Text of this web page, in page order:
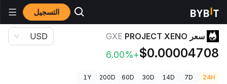
التسجيل أسعار العملات الرقمية
سعر PROJECT XENO GXE
$0.00004708
+6.00%
USD
24H
7D
14D
30D
60D
200D
1Y